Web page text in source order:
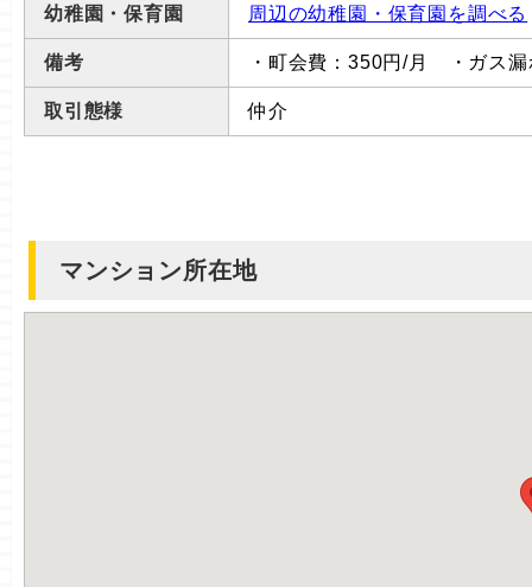
幼稚園・保育園 周辺の幼稚園・保育園を調べる
備考 ・町会費：350円/月 ・ガス
取引態様 仲介
マンション所在地